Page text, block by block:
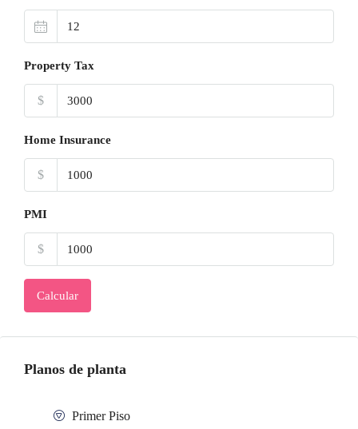
Property Tax
$
Home Insurance
$
PMI
$
Calcular
Planos de planta
Primer Piso